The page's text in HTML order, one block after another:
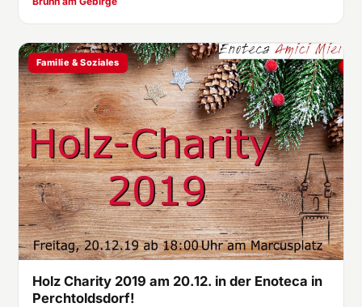
Familie & Soziales
Holz Charity 2019 am 20.12. in der Enoteca in
Perchtoldsdorf!